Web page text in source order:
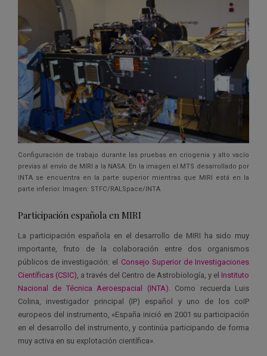
Configuración de trabajo durante las pruebas en criogenia y alto vacío
previas al envío de MIRI a la NASA. En la imagen el MTS desarrollado por
INTA se encuentra en la parte superior mientras que MIRI está en la
parte inferior. Imagen: STFC/RALSpace/INTA
Participación española en MIRI
La participación española en el desarrollo de MIRI ha sido muy
importante, fruto de la colaboración entre dos organismos
públicos de investigación: el Consejo Superior de Investigaciones
Científicas (CSIC), a través del Centro de Astrobiología, y el Instituto
Nacional de Técnica Aeroespacial (INTA). Como recuerda Luis
Colina, investigador principal (IP) español y uno de los coIP
europeos del instrumento, «España inició en 2001 su participación
en el desarrollo del instrumento, y continúa participando de forma
muy activa en su explotación científica».